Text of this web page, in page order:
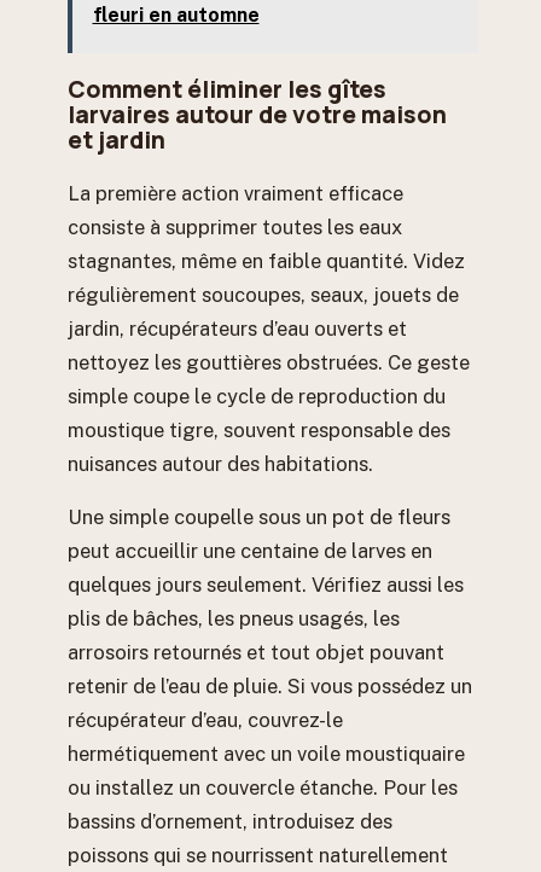
fleuri en automne
Comment éliminer les gîtes
larvaires autour de votre maison
et jardin
La première action vraiment efficace
consiste à supprimer toutes les eaux
stagnantes, même en faible quantité. Videz
régulièrement soucoupes, seaux, jouets de
jardin, récupérateurs d’eau ouverts et
nettoyez les gouttières obstruées. Ce geste
simple coupe le cycle de reproduction du
moustique tigre, souvent responsable des
nuisances autour des habitations.
Une simple coupelle sous un pot de fleurs
peut accueillir une centaine de larves en
quelques jours seulement. Vérifiez aussi les
plis de bâches, les pneus usagés, les
arrosoirs retournés et tout objet pouvant
retenir de l’eau de pluie. Si vous possédez un
récupérateur d’eau, couvrez-le
hermétiquement avec un voile moustiquaire
ou installez un couvercle étanche. Pour les
bassins d’ornement, introduisez des
poissons qui se nourrissent naturellement